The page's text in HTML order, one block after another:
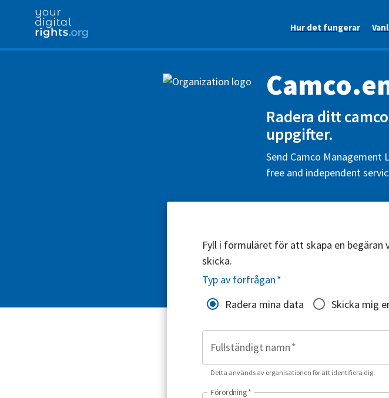
Hur det fungerar
Radera ditt
uppgifter.
Send Camco Management
free and independent
Fyll i formuläret för att skapa en begäran
skicka.
Typ av förfrågan*
Radera mina data
Skicka mig
Fullständigt namn*
Detta används av organisationen för att identifiera dig.
Förordning*